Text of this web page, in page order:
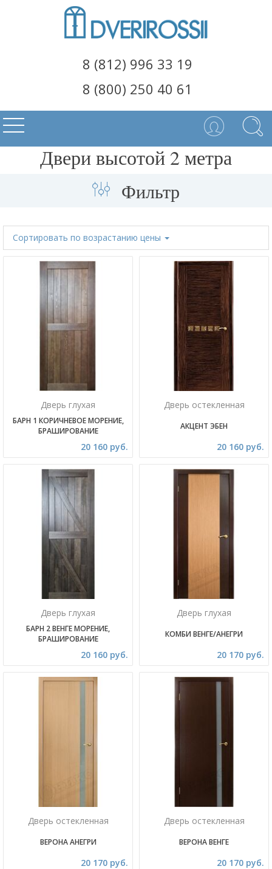
8 (812) 996 33 19
8 (800) 250 40 61
Двери высотой 2 метра
Фильтр
Сортировать по возрастанию цены
Дверь глухая
БАРН 1 КОРИЧНЕВОЕ МОРЕНИЕ,
БРАШИРОВАНИЕ
20 160 руб.
Дверь остекленная
АКЦЕНТ ЭБЕН
20 160 руб.
Дверь глухая
БАРН 2 ВЕНГЕ МОРЕНИЕ,
БРАШИРОВАНИЕ
20 160 руб.
Дверь глухая
КОМБИ ВЕНГЕ/АНЕГРИ
20 170 руб.
Дверь остекленная
ВЕРОНА АНЕГРИ
20 170 руб.
Дверь остекленная
ВЕРОНА ВЕНГЕ
20 170 руб.